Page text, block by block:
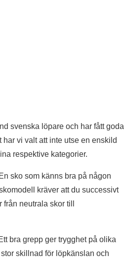
svenska löpare och har fått goda
vi valt att inte utse en enskild
respektive kategorier.
sko som känns bra på någon
kräver att du successivt
från neutrala skor till
bra grepp ger trygghet på olika
skillnad för löpkänslan och